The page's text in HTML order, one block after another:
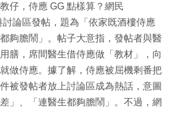
仔，侍應 GG 點樣算？網民
論區發帖，題為「依家既酒樓侍應
夠膽鬧」。帖子大意指，發帖者與醫
膳，席間醫生借侍應做「教材」，向
做侍應。據了解，侍應被屈機剩番把
被發帖者放上討論區成為熱話，意圖
」、「連醫生都夠膽鬧」。不過，網